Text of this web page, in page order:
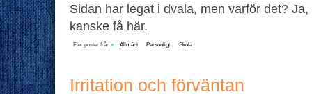
Sidan har legat i dvala, men varför det?
kanske få här.
Fler poster från » Allmänt Personligt Skola
Irritation och förväntan